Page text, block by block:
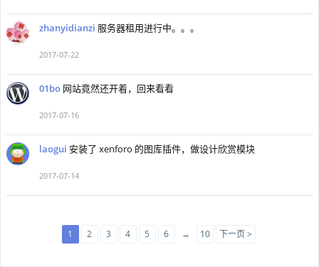
zhanyidianzi 服务器租用进行中。。。
2017-07-22
01bo 网站竟然还开着，回来看看
2017-07-16
laogui 安装了 xenforo 的图库插件，做设计欣赏模块
2017-07-14
1 2 3 4 5 6 → 10 下一页 >